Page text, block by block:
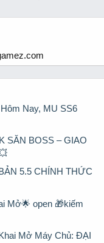
Nay, MU SS6
SĂN BOSS – GIAO
5.5 CHÍNH THỨC
Mở🌟 open 🎁kiếm
Mở Máy Chủ: ĐẠI